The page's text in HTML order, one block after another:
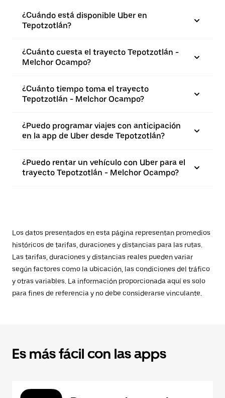
¿Cuándo está disponible Uber en
Tepotzotlán?
¿Cuánto cuesta el trayecto Tepotzotlán -
Melchor Ocampo?
¿Cuánto tiempo toma el trayecto
Tepotzotlán - Melchor Ocampo?
¿Puedo programar viajes con anticipación
en la app de Uber desde Tepotzotlán?
¿Puedo rentar un vehículo con Uber para el
trayecto Tepotzotlán - Melchor Ocampo?
Los datos presentados en esta página representan promedios
históricos de tarifas, duraciones y distancias para las rutas.
Las tarifas, duraciones y distancias reales pueden variar
según factores como la ubicación, las condiciones del tráfico
y otras variables. La información proporcionada aquí es solo
para fines de referencia y no debe considerarse vinculante.
Es más fácil con las apps